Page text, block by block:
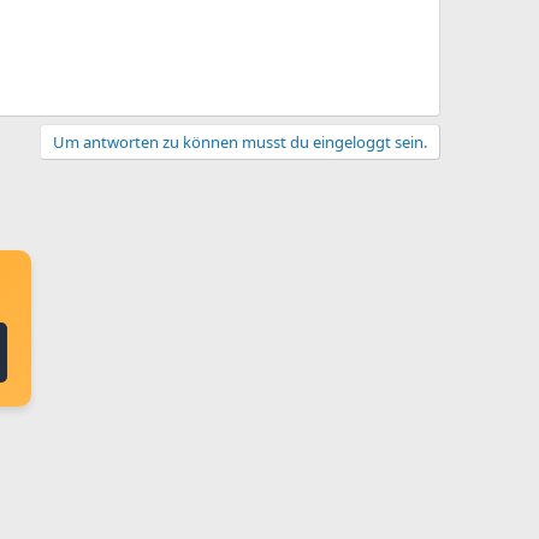
Um antworten zu können musst du eingeloggt sein.